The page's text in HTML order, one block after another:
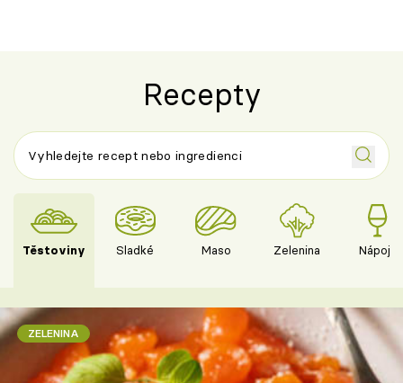
Recepty
Těstoviny Sladké Maso Zelenina Nápoje
ZELENINA